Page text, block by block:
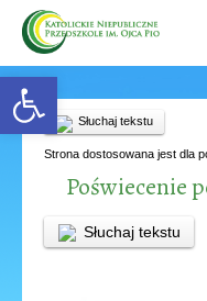
Open toolbar
Słuchaj tekstu
Strona dostosowana jest dla
Poświecenie
Słuchaj tekstu